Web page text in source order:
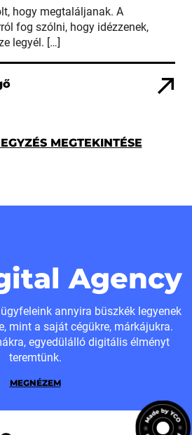
hogy megtaláljanak. A
fog szólni, hogy idézzenek,
legyél. […]
MEGTEKINTÉSE
Agency
annyira büszkék legyenek
mint a saját cégükre, márkájukra.
egyedülálló digitális élményt
teremtünk.
MEGNÉZEM